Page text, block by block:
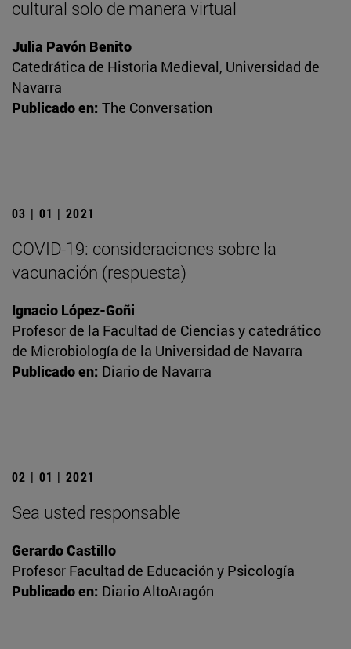
cultural solo de manera virtual
Julia Pavón Benito
Catedrática de Historia Medieval, Universidad de
Navarra
Publicado en: The Conversation
03 | 01 | 2021
COVID-19: consideraciones sobre la
vacunación (respuesta)
Ignacio López-Goñi
Profesor de la Facultad de Ciencias y catedrático
de Microbiología de la Universidad de Navarra
Publicado en: Diario de Navarra
02 | 01 | 2021
Sea usted responsable
Gerardo Castillo
Profesor Facultad de Educación y Psicología
Publicado en: Diario AltoAragón